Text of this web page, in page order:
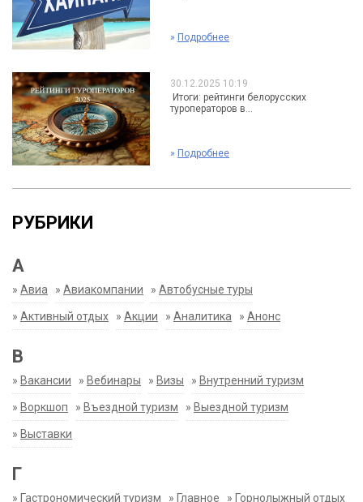
» Подробнее
30.12.2025 10:19
Итоги: рейтинги белорусских
туроператоров в...
» Подробнее
РУБРИКИ
А
» Авиа » Авиакомпании » Автобусные туры
» Активный отдых » Акции » Аналитика » Анонс
В
» Вакансии » Вебинары » Визы » Внутренний туризм
» Воркшоп » Въездной туризм » Выездной туризм
» Выставки
Г
» Гастрономический туризм » Главное » Горнолыжный отдых